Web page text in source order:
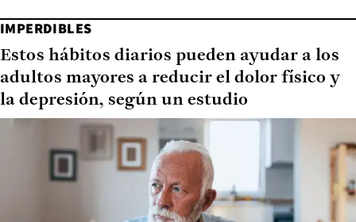
IMPERDIBLES
Estos hábitos diarios pueden ayudar a los
adultos mayores a reducir el dolor físico y
la depresión, según un estudio